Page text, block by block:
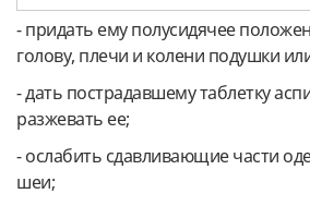
- придать ему полусидячее
голову, плечи и колени подушки
- дать пострадавшему таблетку
разжевать ее;
- ослабить сдавливающие части
шеи;